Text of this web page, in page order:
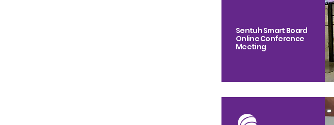
Sentuh Smart Board
Online Conference
Meeting